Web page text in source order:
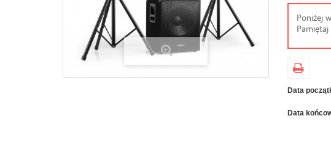
Poniżej
Pamiętaj
Data
Data